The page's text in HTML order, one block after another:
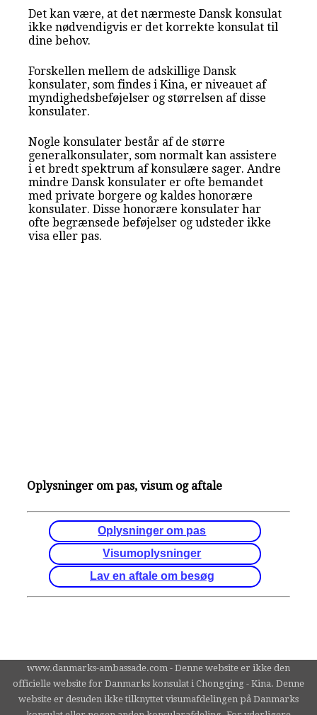
Det kan være, at det nærmeste Dansk konsulat
ikke nødvendigvis er det korrekte konsulat til
dine behov.
Forskellen mellem de adskillige Dansk
konsulater, som findes i Kina, er niveauet af
myndighedsbeføjelser og størrelsen af disse
konsulater.
Nogle konsulater består af de større
generalkonsulater, som normalt kan assistere
i et bredt spektrum af konsulære sager. Andre
mindre Dansk konsulater er ofte bemandet
med private borgere og kaldes honorære
konsulater. Disse honorære konsulater har
ofte begrænsede beføjelser og udsteder ikke
visa eller pas.
Oplysninger om pas, visum og aftale
Oplysninger om pas
Visumoplysninger
Lav en aftale om besøg
www.danmarks-ambassade.com - Denne website er ikke den
officielle website for Danmarks konsulat i Chongqing - Kina. Denne
website er desuden ikke tilknyttet visumafdelingen på Danmarks